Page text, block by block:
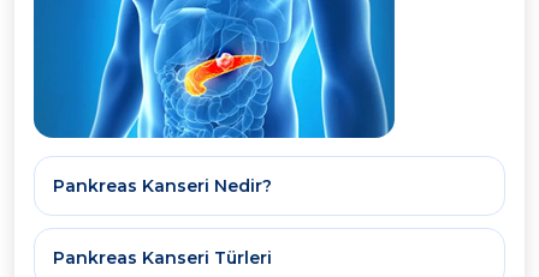
Pankreas Kanseri Nedir?
Pankreas Kanseri Türleri